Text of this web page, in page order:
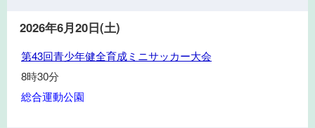
ル
会
フ
会
ポ
ツ
大
2026年6月20日(土)
第
43
青
第43回青少年健全育成ミニサッカー大会
8時30分
総合運動公園